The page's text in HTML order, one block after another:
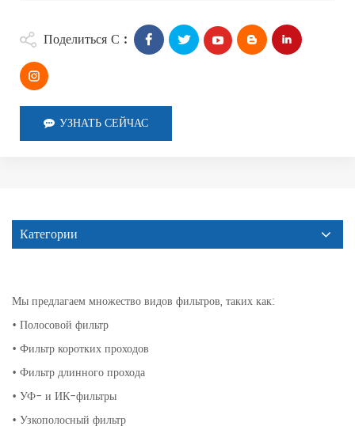
Поделиться С :
УЗНАТЬ СЕЙЧАС
Категории
Мы предлагаем множество видов фильтров, таких как:
• Полосовой фильтр
• Фильтр коротких проходов
• Фильтр длинного прохода
• УФ- и ИК-фильтры
• Узкополосный фильтр